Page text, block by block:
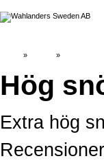
» »
Hög
Extra hög
Recensioner